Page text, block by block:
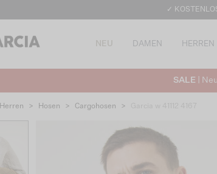
✓
NEU DAMEN HERREN
SALE |
Herren > Hosen > Cargohosen >